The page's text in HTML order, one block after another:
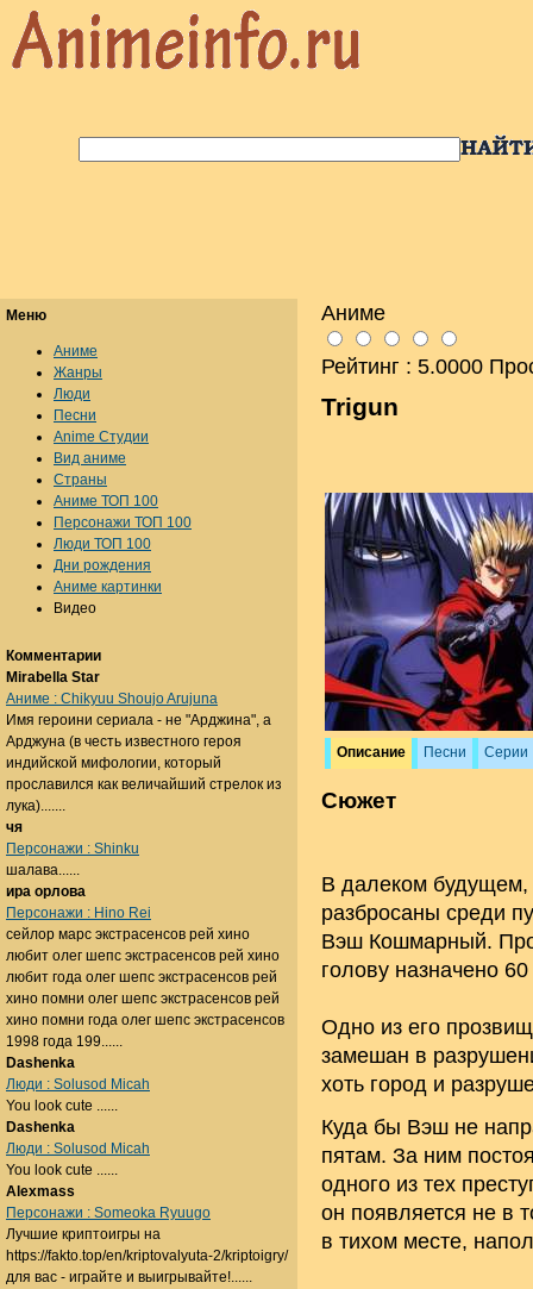
Аниме
Рейтинг : 5.0000
Trigun
Описание Песни Серии
Сюжет
В далеком будущем,
разбросаны среди
Вэш Кошмарный. Про
голову назначено
Одно из его
замешан в
хоть город и
Куда бы Вэш не
пятам. За ним
одного из тех
он появляется не в
в тихом месте,
Меню
Аниме
Жанры
Люди
Песни
Anime Студии
Вид аниме
Страны
Аниме ТОП 100
Персонажи ТОП 100
Люди ТОП 100
Дни рождения
Аниме картинки
Видео
Комментарии
Mirabella Star
Аниме : Chikyuu Shoujo Arujuna
Имя героини сериала - не "Арджина", а
Арджуна (в честь известного героя
индийской мифологии, который
прославился как величайший стрелок из
лука).......
чя
Персонажи : Shinku
шалава......
ира орлова
Персонажи : Hino Rei
сейлор марс экстрасенсов рей хино
любит олег шепс экстрасенсов рей хино
любит года олег шепс экстрасенсов рей
хино помни олег шепс экстрасенсов рей
хино помни года олег шепс экстрасенсов
1998 года 199......
Dashenka
Люди : Solusod Micah
You look cute ......
Dashenka
Люди : Solusod Micah
You look cute ......
Alexmass
Персонажи : Someoka Ryuugo
Лучшие криптоигры на
https://fakto.top/en/kriptovalyuta-2/kriptoigry/
для вас - играйте и выигрывайте!......